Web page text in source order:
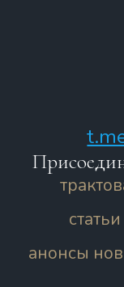
анонсы